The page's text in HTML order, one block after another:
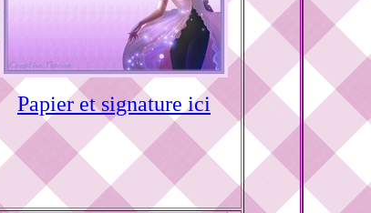
Papier et signature ici